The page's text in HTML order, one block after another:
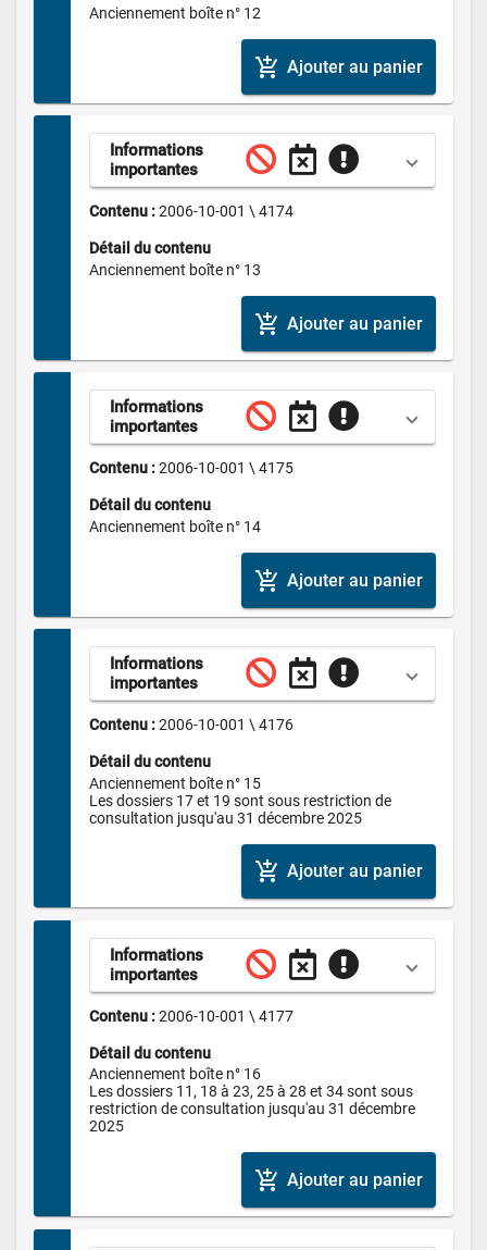
Anciennement boîte n° 12
add_shopping_cart Ajouter au panier
Informations
importantes
Contenu : 2006-10-001 \ 4174
Détail du contenu
Anciennement boîte n° 13
add_shopping_cart Ajouter au panier
Informations
importantes
Contenu : 2006-10-001 \ 4175
Détail du contenu
Anciennement boîte n° 14
add_shopping_cart Ajouter au panier
Informations
importantes
Contenu : 2006-10-001 \ 4176
Détail du contenu
Anciennement boîte n° 15
Les dossiers 17 et 19 sont sous restriction de
consultation jusqu'au 31 décembre 2025
add_shopping_cart Ajouter au panier
Informations
importantes
Contenu : 2006-10-001 \ 4177
Détail du contenu
Anciennement boîte n° 16
Les dossiers 11, 18 à 23, 25 à 28 et 34 sont sous
restriction de consultation jusqu'au 31 décembre
2025
add_shopping_cart Ajouter au panier